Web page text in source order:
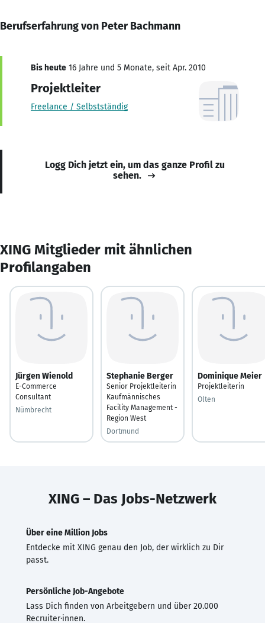
Berufserfahrung von Peter Bachmann
Bis heute 16 Jahre und 5 Monate, seit Apr. 2010
Projektleiter
Freelance / Selbstständig
Logg Dich jetzt ein, um das ganze Profil zu
sehen.
XING Mitglieder mit ähnlichen
Profilangaben
Jürgen Wienold
E-Commerce
Consultant
Nümbrecht
Stephanie Berger
Senior Projektleiterin
Kaufmännisches
Facility Management -
Region West
Dortmund
Dominique Meier
Projektleiterin
Olten
XING – Das Jobs-Netzwerk
Über eine Million Jobs
Entdecke mit XING genau den Job, der wirklich zu Dir
passt.
Persönliche Job-Angebote
Lass Dich finden von Arbeitgebern und über 20.000
Recruiter·innen.